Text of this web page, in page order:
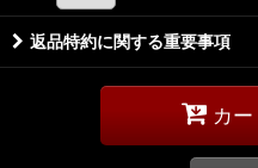
返品特約に関する重要事項
カ